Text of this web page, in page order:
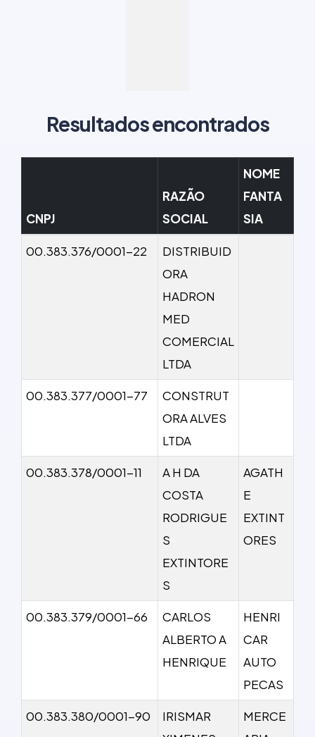
Resultados encontrados
CNPJ
RAZÃO
SOCIAL
NOME
FANTA
SIA
00.383.376/0001-22
DISTRIBUID
ORA
HADRON
MED
COMERCIAL
LTDA
00.383.377/0001-77
CONSTRUT
ORA ALVES
LTDA
00.383.378/0001-11
A H DA
COSTA
RODRIGUE
S
EXTINTORE
S
AGATH
E
EXTINT
ORES
00.383.379/0001-66
CARLOS
ALBERTO A
HENRIQUE
HENRI
CAR
AUTO
PECAS
00.383.380/0001-90
IRISMAR
MERCE